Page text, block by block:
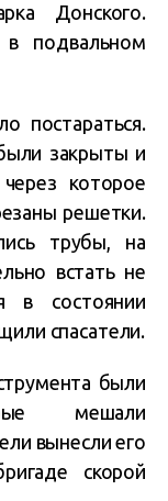
Донского.
подвальном
постараться.
закрыты и
которое
решетки.
трубы, на
встать не
в состоянии
спасатели.
были
мешали
вынесли его
скорой